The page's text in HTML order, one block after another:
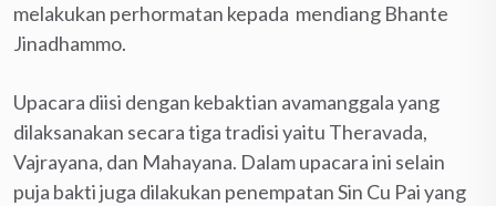
melakukan perhormatan kepada mendiang Bhante
Jinadhammo.
Upacara diisi dengan kebaktian avamanggala yang
dilaksanakan secara tiga tradisi yaitu Theravada,
Vajrayana, dan Mahayana. Dalam upacara ini selain
puja bakti juga dilakukan penempatan Sin Cu Pai yang